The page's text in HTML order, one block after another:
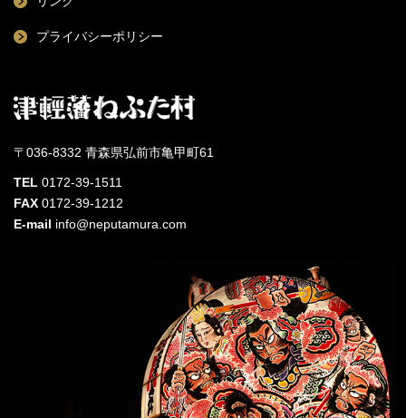
プライバシーポリシー
〒036-8332 青森県弘前市亀甲町61
TEL 0172-39-1511
FAX 0172-39-1212
E-mail info@neputamura.com